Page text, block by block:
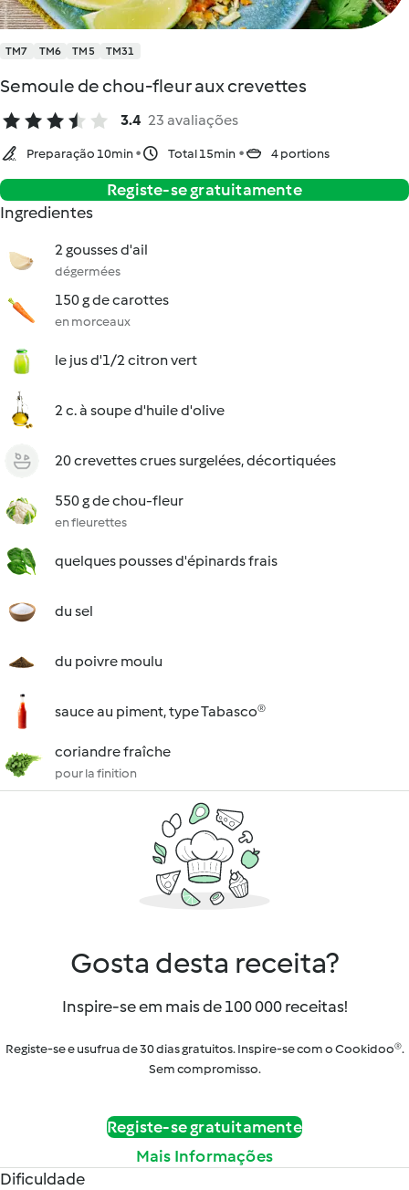
TM7 TM6 TM5 TM31
Semoule de chou-fleur aux crevettes
3.4 23 avaliações
Preparação 10min Total 15min 4 portions
Registe-se gratuitamente
Ingredientes
2 gousses d'ail
dégermées
150 g de carottes
en morceaux
le jus d'1/2 citron vert
2 c. à soupe d'huile d'olive
20 crevettes crues surgelées, décortiquées
550 g de chou-fleur
en fleurettes
quelques pousses d'épinards frais
du sel
du poivre moulu
sauce au piment, type Tabasco®
coriandre fraîche
pour la finition
Gosta desta receita?
Inspire-se em mais de 100 000 receitas!
Registe-se e usufrua de 30 dias gratuitos. Inspire-se com o Cookidoo®.
Sem compromisso.
Registe-se gratuitamente
Mais Informações
Dificuldade